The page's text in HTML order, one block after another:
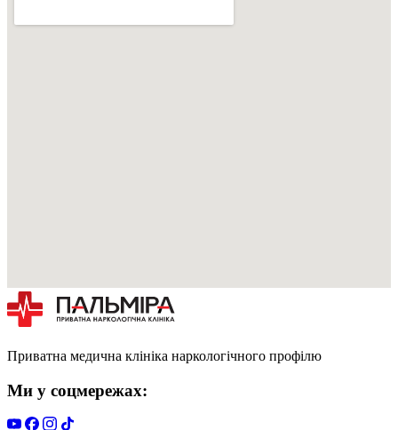
Приватна медична клініка наркологічного профілю
Ми у соцмережах: